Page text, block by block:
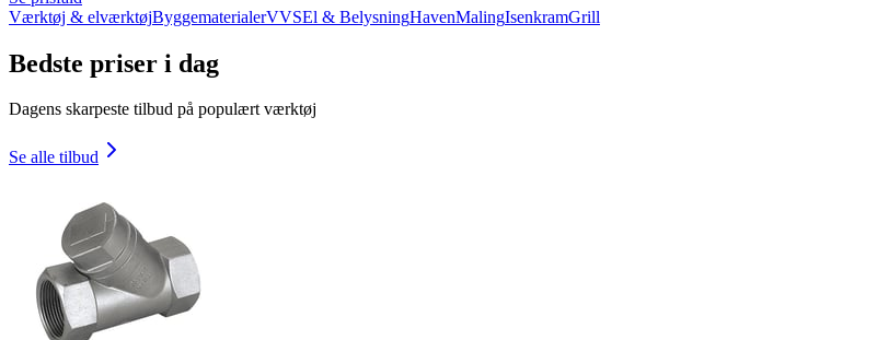
Værktøj & elværktøjByggematerialerVVSEl & BelysningHavenMalingIsenkramGrill
Bedste priser i dag
Dagens skarpeste tilbud på populært værktøj
Se alle tilbud